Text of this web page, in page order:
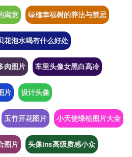
寓意 绿植幸福树的养法与禁忌
花泡水喝有什么好处
肉图片 车里头像女黑白高冷
片 设计头像
玉竹开花图片 小天使绿植图片大全
图片 头像ins高级质感小众